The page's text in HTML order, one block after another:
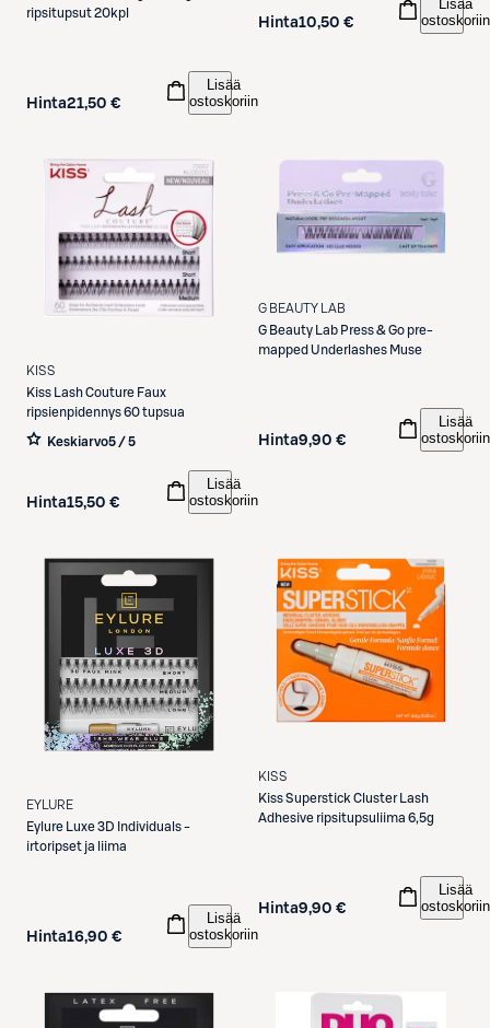
ripsitupsut 20kpl
Hinta21,50 €
Lisää
ostoskoriin
Hinta10,50 €
Lisää
ostoskoriin
KISS
Kiss
Lash Couture Faux
ripsienpidennys 60 tupsua
Keskiarvo5 / 5
Hinta15,50 €
Lisää
ostoskoriin
G BEAUTY LAB
G Beauty Lab Press & Go pre-
mapped Underlashes Muse
Hinta9,90 €
Lisää
ostoskoriin
EYLURE
Eylure
Luxe 3D Individuals -
irtoripset ja liima
Hinta16,90 €
Lisää
ostoskoriin
KISS
KissSuperstick Cluster Lash
Adhesive ripsitupsuliima 6,5g
Hinta9,90 €
Lisää
ostoskoriin